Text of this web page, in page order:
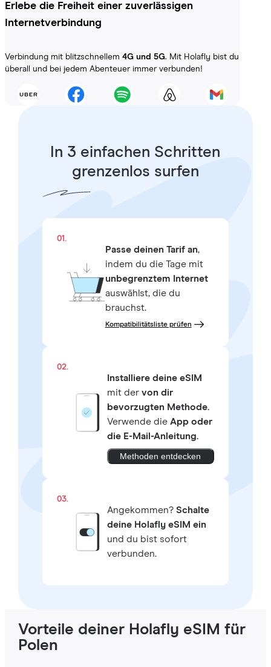
Erlebe die Freiheit einer zuverlässigen
Internetverbindung
Verbindung mit blitzschnellem 4G und 5G. Mit Holafly bist du
überall und bei jedem Abenteuer immer verbunden!
In 3 einfachen Schritten
grenzenlos surfen
01.
Passe deinen Tarif an,
indem du die Tage mit
unbegrenztem Internet
auswählst, die du
brauchst.
Kompatibilitätsliste prüfen
02.
Installiere deine eSIM
mit der von dir
bevorzugten Methode.
Verwende die App oder
die E-Mail-Anleitung.
Methoden entdecken
03.
Angekommen? Schalte
deine Holafly eSIM ein
und du bist sofort
verbunden.
Vorteile deiner Holafly eSIM für
Polen